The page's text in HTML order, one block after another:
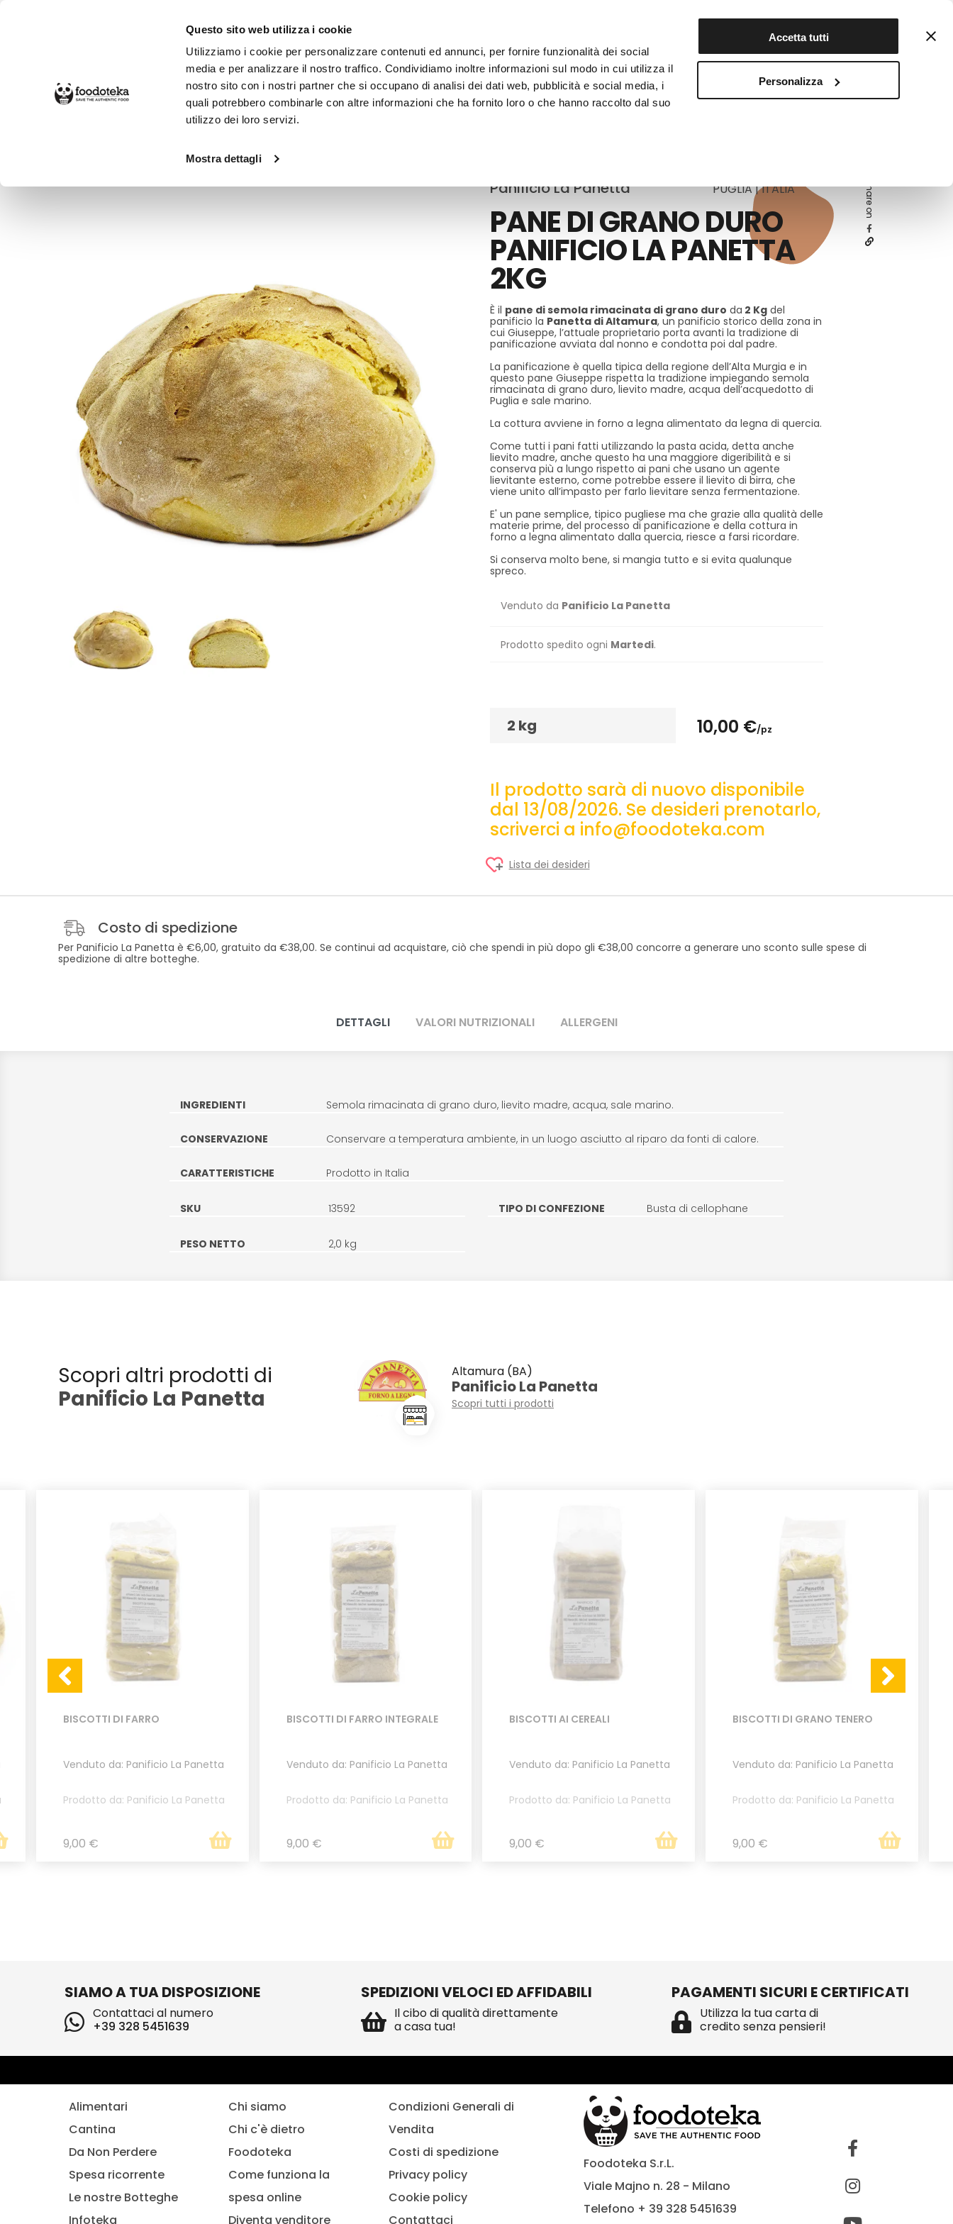
Questo sito web utilizza i cookie
Utilizziamo i cookie per personalizzare contenuti ed annunci, per fornire funzionalità dei social
media e per analizzare il nostro traffico. Condividiamo inoltre informazioni sul modo in cui utilizza il
nostro sito con i nostri partner che si occupano di analisi dei dati web, pubblicità e social media, i
quali potrebbero combinarle con altre informazioni che ha fornito loro o che hanno raccolto dal suo
utilizzo dei loro servizi.
Mostra dettagli
Accetta tutti
Personalizza
Registrati
SPESA ONLINE DA NON PERDERE LE BOTTEGHE INFOTEKA CIBO AUTENTICO
Panificio La Panetta PUGLIA | ITALIA
PANE DI GRANO DURO
PANIFICIO LA PANETTA
2KG
È il pane di semola rimacinata di grano duro da 2 Kg del
panificio la Panetta di Altamura, un panificio storico della zona in
cui Giuseppe, l’attuale proprietario porta avanti la tradizione di
panificazione avviata dal nonno e condotta poi dal padre.
La panificazione è quella tipica della regione dell’Alta Murgia e in
questo pane Giuseppe rispetta la tradizione impiegando semola
rimacinata di grano duro, lievito madre, acqua dell’acquedotto di
Puglia e sale marino.
La cottura avviene in forno a legna alimentato da legna di quercia.
Come tutti i pani fatti utilizzando la pasta acida, detta anche
lievito madre, anche questo ha una maggiore digeribilità e si
conserva più a lungo rispetto ai pani che usano un agente
lievitante esterno, come potrebbe essere il lievito di birra, che
viene unito all’impasto per farlo lievitare senza fermentazione.
E' un pane semplice, tipico pugliese ma che grazie alla qualità delle
materie prime, del processo di panificazione e della cottura in
forno a legna alimentato dalla quercia, riesce a farsi ricordare.
Si conserva molto bene, si mangia tutto e si evita qualunque
spreco.
Venduto da Panificio La Panetta
Prodotto spedito ogni Martedi.
2 kg 10,00 €/pz
Il prodotto sarà di nuovo disponibile
dal 13/08/2026. Se desideri prenotarlo,
scriverci a info@foodoteka.com
Lista dei desideri
Share on
Costo di spedizione
Per Panificio La Panetta è €6,00, gratuito da €38,00. Se continui ad acquistare, ciò che spendi in più dopo gli €38,00 concorre a generare uno sconto sulle spese di
spedizione di altre botteghe.
DETTAGLI VALORI NUTRIZIONALI ALLERGENI
INGREDIENTI Semola rimacinata di grano duro, lievito madre, acqua, sale marino.
CONSERVAZIONE Conservare a temperatura ambiente, in un luogo asciutto al riparo da fonti di calore.
CARATTERISTICHE Prodotto in Italia
SKU 13592 TIPO DI CONFEZIONE Busta di cellophane
PESO NETTO 2,0 kg
Scopri altri prodotti di
Panificio La Panetta
Altamura (BA)
Panificio La Panetta
Scopri tutti i prodotti
BISCOTTI DI FARRO
Venduto da: Panificio La Panetta
Prodotto da: Panificio La Panetta
9,00 €
BISCOTTI DI FARRO INTEGRALE
Venduto da: Panificio La Panetta
Prodotto da: Panificio La Panetta
9,00 €
BISCOTTI AI CEREALI
Venduto da: Panificio La Panetta
Prodotto da: Panificio La Panetta
9,00 €
BISCOTTI DI GRANO TENERO
Venduto da: Panificio La Panetta
Prodotto da: Panificio La Panetta
9,00 €
SIAMO A TUA DISPOSIZIONE
Contattaci al numero
+39 328 5451639
SPEDIZIONI VELOCI ED AFFIDABILI
Il cibo di qualità direttamente
a casa tua!
PAGAMENTI SICURI E CERTIFICATI
Utilizza la tua carta di
credito senza pensieri!
Alimentari
Cantina
Da Non Perdere
Spesa ricorrente
Le nostre Botteghe
Infoteka
Chi siamo
Chi c'è dietro
Foodoteka
Come funziona la
spesa online
Diventa venditore
Condizioni Generali di
Vendita
Costi di spedizione
Privacy policy
Cookie policy
Contattaci
Foodoteka S.r.L.
Viale Majno n. 28 - Milano
Telefono + 39 328 5451639